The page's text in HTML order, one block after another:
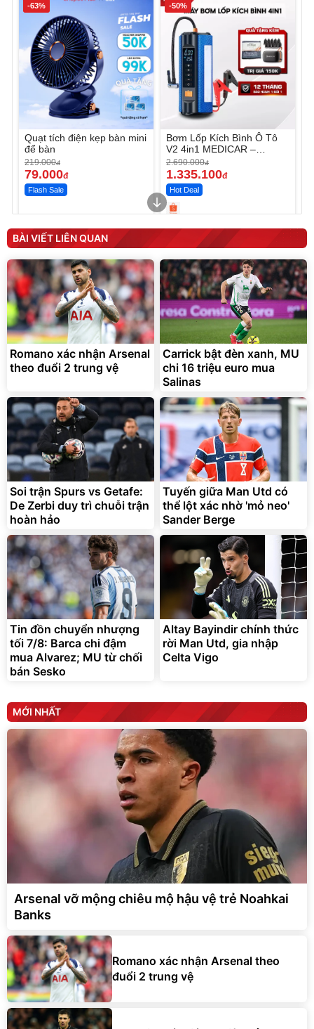
-63%
Quạt tích điện kẹp bàn mini
để bàn
219.000đ
79.000đ
Flash Sale
-50%
Bơm Lốp Kích Bình Ô Tô
V2 4in1 MEDICAR –
12.000mAh
2.690.000đ
1.335.100đ
Hot Deal
Máy ép chậm trái cây
Elmich JEE 1855OL
3.000.000đ
2.143.650đ
Flash Sale
Máy rửa xe cầm tay xịt rửa
cao áp có tạo bọt tuyết
399.000đ
Đã bán nhiều
Bạt phủ xe ô tô cao cấp,
tráng nhôm 03 lớp
392.000
325.000đ
Đã bán nhiều
Xe đạp điện trợ lực G-
Force C14 gấp gọn bỏ cốp
tiện lợi
9.900.000 đ
7.092.000 đ
Đang xem nhiều
G-FORCE VIETNA
BÀI VIẾT LIÊN QUAN
Romano xác nhận Arsenal
theo đuổi 2 trung vệ
Carrick bật đèn xanh, MU
chi 16 triệu euro mua
Salinas
Soi trận Spurs vs Getafe:
De Zerbi duy trì chuỗi trận
hoàn hảo
Tuyến giữa Man Utd có
thể lột xác nhờ 'mỏ neo'
Sander Berge
Tin đồn chuyển nhượng
tối 7/8: Barca chi đậm
mua Alvarez; MU từ chối
bán Sesko
Altay Bayindir chính thức
rời Man Utd, gia nhập
Celta Vigo
MỚI NHẤT
Arsenal vỡ mộng chiêu mộ hậu vệ trẻ Noahkai
Banks
Romano xác nhận Arsenal theo
đuổi 2 trung vệ